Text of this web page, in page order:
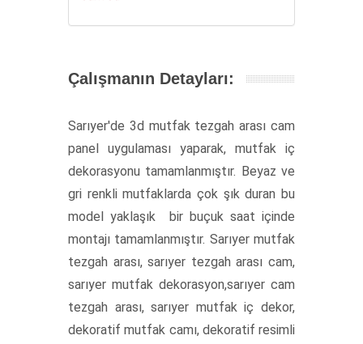
Çalışmanın Detayları:
Sarıyer'de 3d mutfak tezgah arası cam
panel uygulaması yaparak, mutfak iç
dekorasyonu tamamlanmıştır. Beyaz ve
gri renkli mutfaklarda çok şık duran bu
model yaklaşık bir buçuk saat içinde
montajı tamamlanmıştır. Sarıyer mutfak
tezgah arası, sarıyer tezgah arası cam,
sarıyer mutfak dekorasyon,sarıyer cam
tezgah arası, sarıyer mutfak iç dekor,
dekoratif mutfak camı, dekoratif resimli